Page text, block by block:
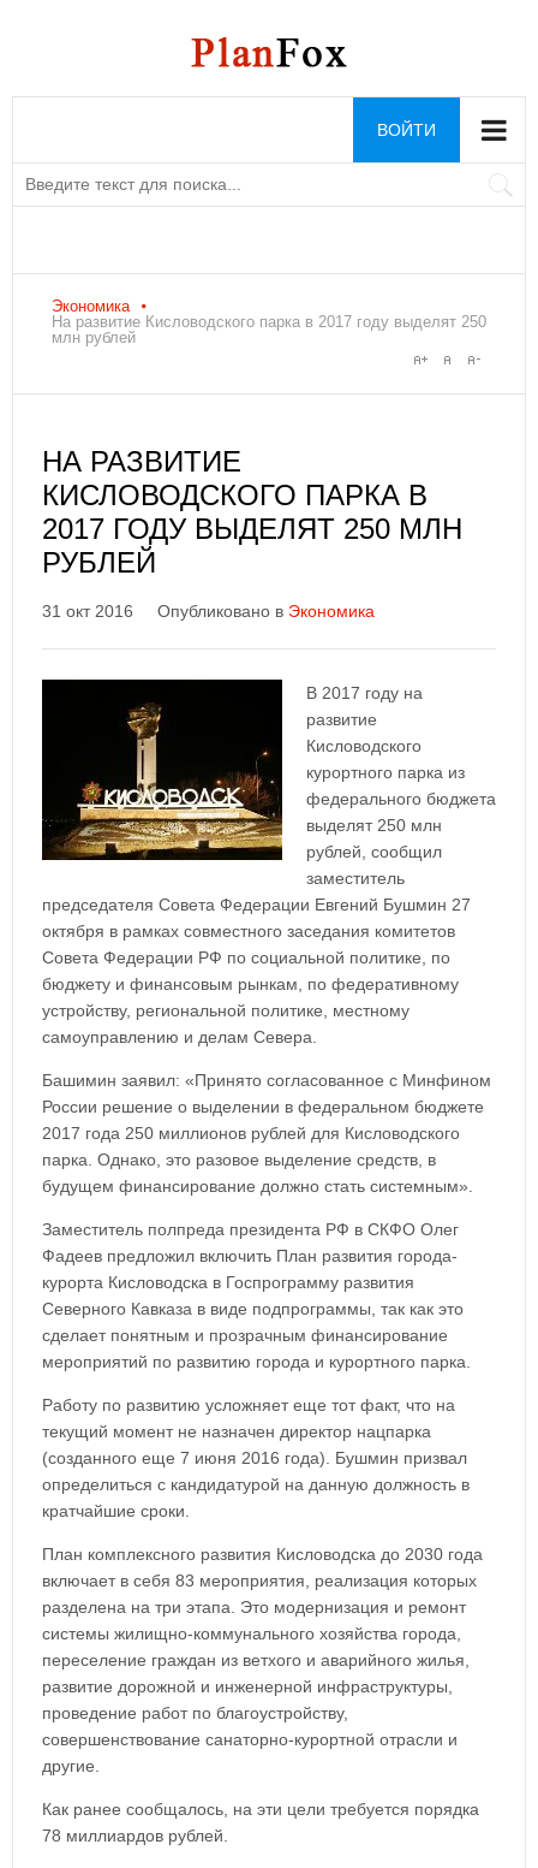
ВОЙТИ
Экономика
На развитие Кисловодского парка в 2017 году выделят 250
млн рублей
НА РАЗВИТИЕ
КИСЛОВОДСКОГО ПАРКА В
2017 ГОДУ ВЫДЕЛЯТ 250 МЛН
РУБЛЕЙ
31 окт 2016 Опубликовано в Экономика
В 2017 году на
развитие
Кисловодского
курортного парка из
федерального бюджета
выделят 250 млн
рублей, сообщил
заместитель
председателя Совета Федерации Евгений Бушмин 27
октября в рамках совместного заседания комитетов
Совета Федерации РФ по социальной политике, по
бюджету и финансовым рынкам, по федеративному
устройству, региональной политике, местному
самоуправлению и делам Севера.
Башимин заявил: «Принято согласованное с Минфином
России решение о выделении в федеральном бюджете
2017 года 250 миллионов рублей для Кисловодского
парка. Однако, это разовое выделение средств, в
будущем финансирование должно стать системным».
Заместитель полпреда президента РФ в СКФО Олег
Фадеев предложил включить План развития города-
курорта Кисловодска в Госпрограмму развития
Северного Кавказа в виде подпрограммы, так как это
сделает понятным и прозрачным финансирование
мероприятий по развитию города и курортного парка.
Работу по развитию усложняет еще тот факт, что на
текущий момент не назначен директор нацпарка
(созданного еще 7 июня 2016 года). Бушмин призвал
определиться с кандидатурой на данную должность в
кратчайшие сроки.
План комплексного развития Кисловодска до 2030 года
включает в себя 83 мероприятия, реализация которых
разделена на три этапа. Это модернизация и ремонт
системы жилищно-коммунального хозяйства города,
переселение граждан из ветхого и аварийного жилья,
развитие дорожной и инженерной инфраструктуры,
проведение работ по благоустройству,
совершенствование санаторно-курортной отрасли и
другие.
Как ранее сообщалось, на эти цели требуется порядка
78 миллиардов рублей.